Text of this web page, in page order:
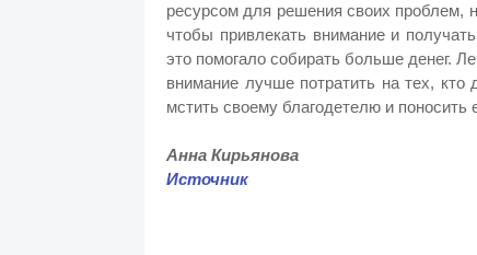
ресурсом для решения своих проблем,
чтобы привлекать внимание и
это помогало собирать больше денег.
внимание лучше потратить на тех,
мстить своему благодетелю и поносить
Анна Кирьянова
Источник